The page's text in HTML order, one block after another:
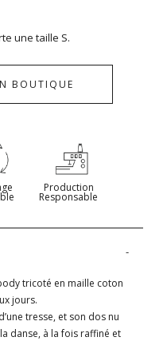
une taille S.
BOUTIQUE
Production
Responsable
tricoté en maille coton
jours.
tresse, et son dos nu
danse, à la fois raffiné et